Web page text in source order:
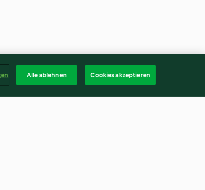
Alle ablehnen Cookies akzeptieren